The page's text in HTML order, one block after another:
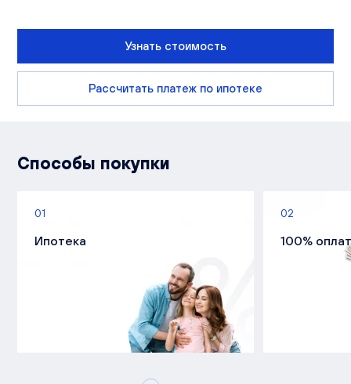
Узнать стоимость
Рассчитать платеж по ипотеке
Способы покупки
01
Ипотека
02
100%